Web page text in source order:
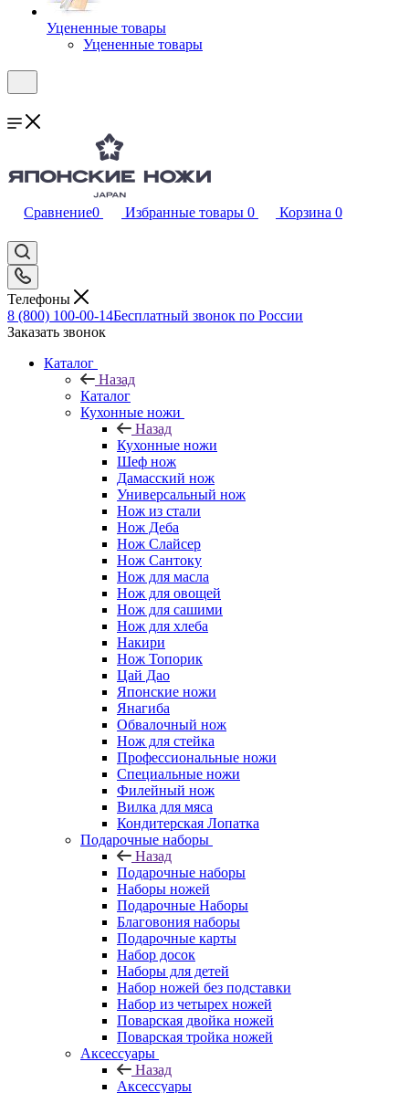
Уцененные товары
Уцененные товары
Сравнение0 Избранные товары 0 Корзина 0
Телефоны
8 (800) 100-00-14Бесплатный звонок по России
Заказать звонок
Каталог
Назад
Каталог
Кухонные ножи
Назад
Кухонные ножи
Шеф нож
Дамасский нож
Универсальный нож
Нож из стали
Нож Деба
Нож Слайсер
Нож Сантоку
Нож для масла
Нож для овощей
Нож для сашими
Нож для хлеба
Накири
Нож Топорик
Цай Дао
Японские ножи
Янагиба
Обвалочный нож
Нож для стейка
Профессиональные ножи
Специальные ножи
Филейный нож
Вилка для мяса
Кондитерская Лопатка
Подарочные наборы
Назад
Подарочные наборы
Наборы ножей
Подарочные Наборы
Благовония наборы
Подарочные карты
Набор досок
Наборы для детей
Набор ножей без подставки
Набор из четырех ножей
Поварская двойка ножей
Поварская тройка ножей
Аксессуары
Назад
Аксессуары